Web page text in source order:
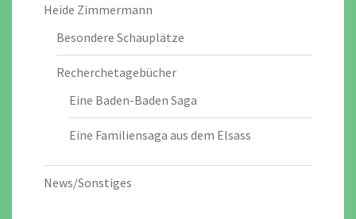
Heide Zimmermann
Besondere Schauplätze
Recherchetagebücher
Eine Baden-Baden Saga
Eine Familiensaga aus dem Elsass
News/Sonstiges